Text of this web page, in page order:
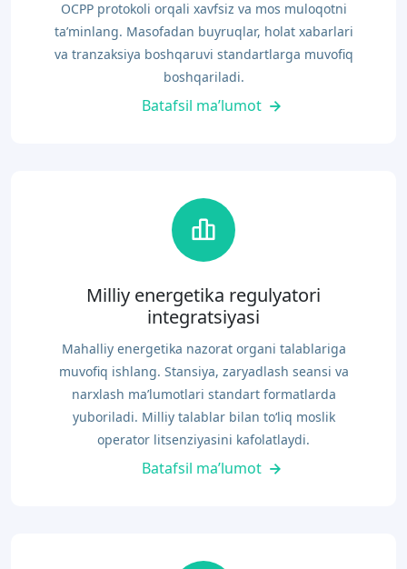
OCPP protokoli orqali xavfsiz va mos muloqotni
ta’minlang. Masofadan buyruqlar, holat xabarlari
va tranzaksiya boshqaruvi standartlarga muvofiq
boshqariladi.
Batafsil ma’lumot
Milliy energetika regulyatori
integratsiyasi
Mahalliy energetika nazorat organi talablariga
muvofiq ishlang. Stansiya, zaryadlash seansi va
narxlash ma’lumotlari standart formatlarda
yuboriladi. Milliy talablar bilan to‘liq moslik
operator litsenziyasini kafolatlaydi.
Batafsil ma’lumot